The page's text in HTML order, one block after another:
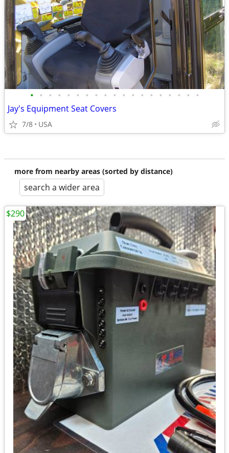
• • • • • • • • • • • • • • • • • • •
Jay's Equipment Seat Covers
7/8 USA
more from nearby areas (sorted by distance)
search a wider area
$290